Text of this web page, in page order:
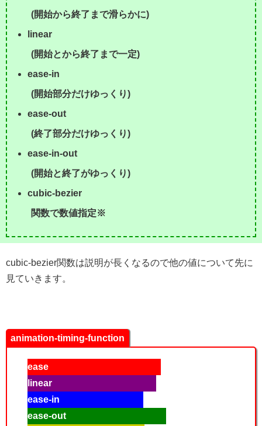
(開始から終了まで滑らかに)
linear
(開始とから終了まで一定)
ease-in
(開始部分だけゆっくり)
ease-out
(終了部分だけゆっくり)
ease-in-out
(開始と終了がゆっくり)
cubic-bezier
関数で数値指定※
cubic-bezier関数は説明が長くなるので他の値について先に
見ていきます。
animation-timing-function
ease
linear
ease-in
ease-out